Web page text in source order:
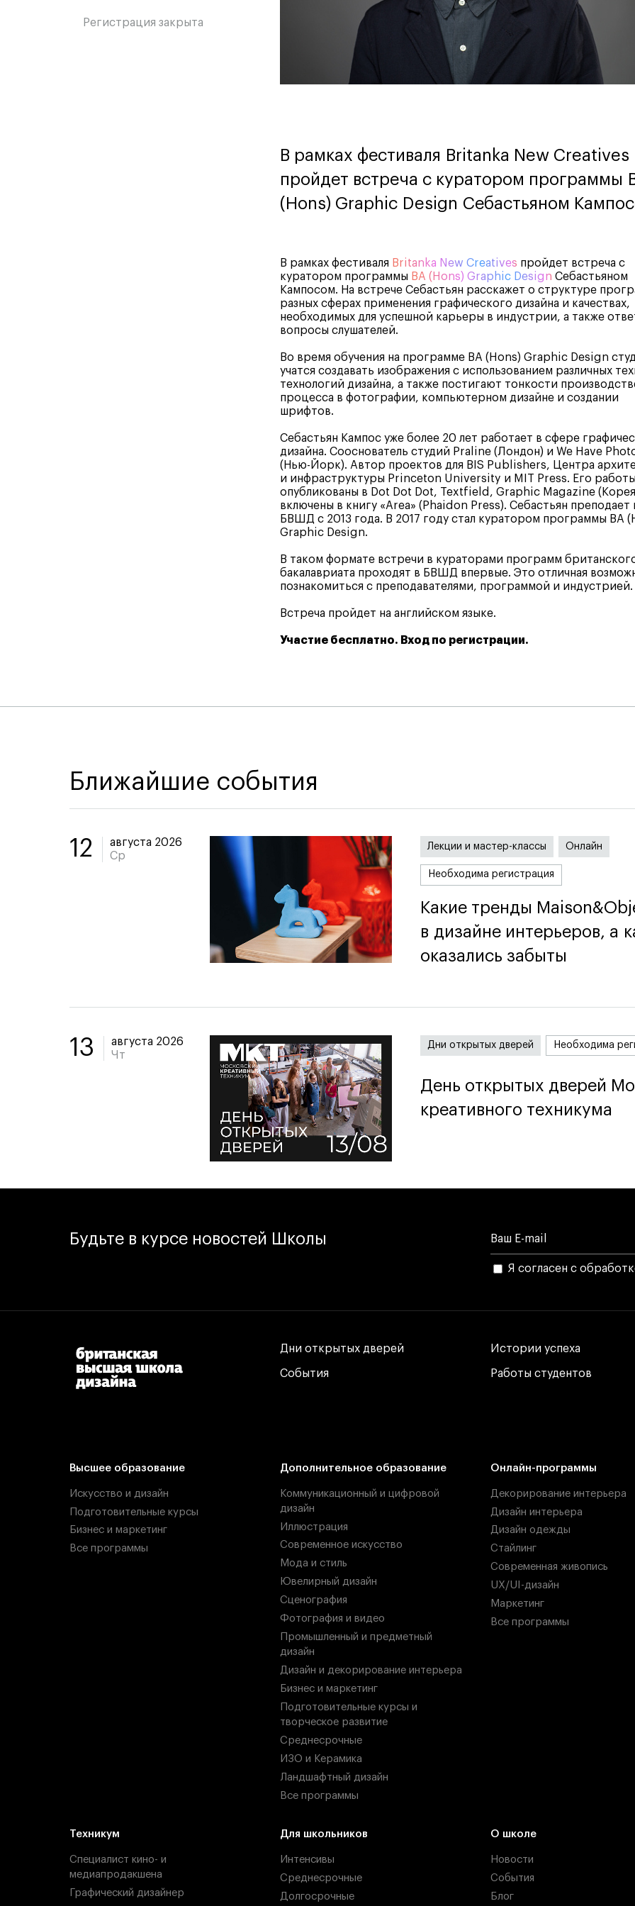
Регистрация закрыта
В рамках фестиваля Britanka New Creatives
пройдет встреча с куратором программы
(Hons) Graphic Design Себастьяном
В рамках фестиваля Britanka New Creatives пройдет встреча с
куратором программы BA (Hons) Graphic Design Себастьяном
Кампосом. На встрече Себастьян расскажет о структуре
разных сферах применения графического дизайна и качествах,
необходимых для успешной карьеры в индустрии, а также
вопросы слушателей.
Во время обучения на программе BA (Hons) Graphic Design
учатся создавать изображения с использованием различных
технологий дизайна, а также постигают тонкости
процесса в фотографии, компьютерном дизайне и создании
шрифтов.
Себастьян Кампос уже более 20 лет работает в сфере
дизайна. Сооснователь студий Praline (Лондон) и We Have
(Нью-Йорк). Автор проектов для BIS Publishers, Центра
и инфраструктуры Princeton University и MIT Press. Его
опубликованы в Dot Dot Dot, Textfield, Graphic Magazine
включены в книгу «Area» (Phaidon Press). Себастьян преподает
БВШД с 2013 года. В 2017 году стал куратором программы BA
Graphic Design.
В таком формате встречи в кураторами программ
бакалавриата проходят в БВШД впервые. Это отличная
познакомиться с преподавателями, программой и индустрией.
Встреча пройдет на английском языке.
Участие бесплатно. Вход по регистрации.
Ближайшие события
12
августа 2026
Ср
Лекции и мастер-классы Онлайн
Необходима регистрация
Какие тренды
в дизайне интерьеров, а
оказались забыты
Какие тренды
в дизайне интерьеров, а
оказались забыты
13
августа 2026
Чт
Дни открытых дверей Необходима
День открытых дверей
креативного техникума
День открытых дверей
креативного техникума
Будьте в курсе новостей Школы
Я согласен с
Дни открытых дверей
Дни открытых дверей
События
События
Истории успеха
Истории успеха
Работы студентов
Работы студентов
Высшее образование
Искусство и дизайн
Подготовительные курсы
Бизнес и маркетинг
Все программы
Дополнительное образование
Коммуникационный и цифровой
дизайн
Иллюстрация
Современное искусство
Мода и стиль
Ювелирный дизайн
Сценография
Фотография и видео
Промышленный и предметный
дизайн
Дизайн и декорирование интерьера
Бизнес и маркетинг
Подготовительные курсы и
творческое развитие
Среднесрочные
ИЗО и Керамика
Ландшафтный дизайн
Все программы
Онлайн-программы
Декорирование интерьера
Дизайн интерьера
Дизайн одежды
Стайлинг
Современная живопись
UX/UI-дизайн
Маркетинг
Все программы
Техникум
Специалист кино- и
медиапродакшена
Графический дизайнер
Для школьников
Интенсивы
Среднесрочные
Долгосрочные
О школе
Новости
События
Блог